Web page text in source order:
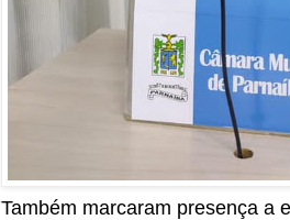
Também marcaram presença a